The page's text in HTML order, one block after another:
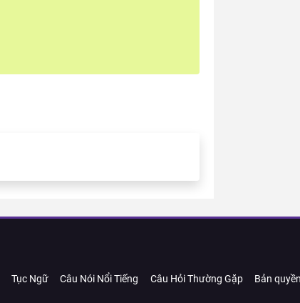
Tục Ngữ Câu Nói Nổi Tiếng Câu Hỏi Thường Gặp Bản quyền